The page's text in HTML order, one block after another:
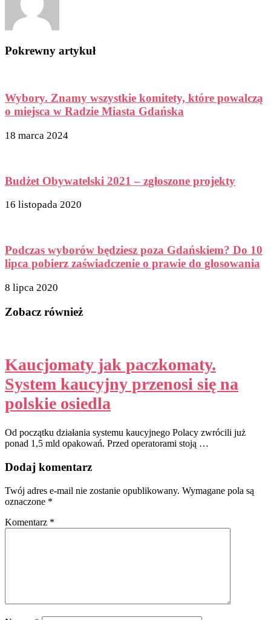
Pokrewny artykuł
Wybory. Znamy wszystkie komitety, które powalczą
o miejsca w Radzie Miasta Gdańska
18 marca 2024
Budżet Obywatelski 2021 – zgłoszone projekty
16 listopada 2020
Podczas wyborów będziesz poza Gdańskiem? Do 10
lipca pobierz zaświadczenie o prawie do głosowania
8 lipca 2020
Zobacz również
Kaucjomaty jak paczkomaty.
System kaucyjny przenosi się na
polskie osiedla
Od początku działania systemu kaucyjnego Polacy zwrócili już
ponad 1,5 mld opakowań. Przed operatorami stoją …
Dodaj komentarz
Twój adres e-mail nie zostanie opublikowany. Wymagane pola są
oznaczone *
Komentarz *